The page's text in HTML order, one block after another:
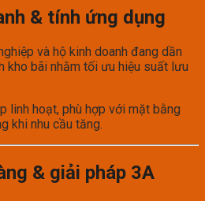
& tính ứng dụng
và hộ kinh doanh đang dần
kho bãi nhằm tối ưu hiệu suất lưu
linh hoạt, phù hợp với mặt bằng
khi nhu cầu tăng.
& giải pháp 3A